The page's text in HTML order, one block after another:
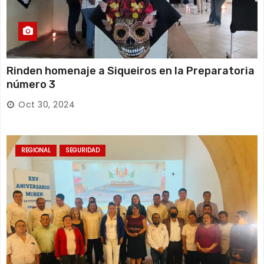
Rinden homenaje a Siqueiros en la Preparatoria
número 3
Oct 30, 2024
REGIONAL SEGURIDAD